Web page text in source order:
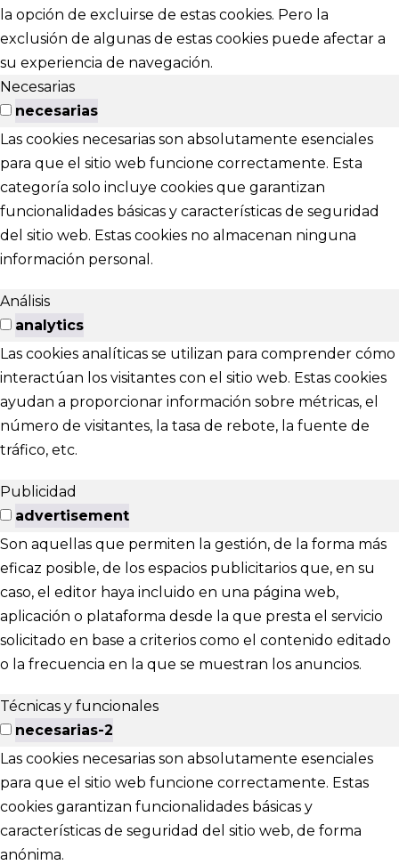
la opción de excluirse de estas cookies. Pero la
exclusión de algunas de estas cookies puede afectar a
su experiencia de navegación.
Necesarias
necesarias
Las cookies necesarias son absolutamente esenciales
para que el sitio web funcione correctamente. Esta
categoría solo incluye cookies que garantizan
funcionalidades básicas y características de seguridad
del sitio web. Estas cookies no almacenan ninguna
información personal.
Análisis
analytics
Las cookies analíticas se utilizan para comprender cómo
interactúan los visitantes con el sitio web. Estas cookies
ayudan a proporcionar información sobre métricas, el
número de visitantes, la tasa de rebote, la fuente de
tráfico, etc.
Publicidad
advertisement
Son aquellas que permiten la gestión, de la forma más
eficaz posible, de los espacios publicitarios que, en su
caso, el editor haya incluido en una página web,
aplicación o plataforma desde la que presta el servicio
solicitado en base a criterios como el contenido editado
o la frecuencia en la que se muestran los anuncios.
Técnicas y funcionales
necesarias-2
Las cookies necesarias son absolutamente esenciales
para que el sitio web funcione correctamente. Estas
cookies garantizan funcionalidades básicas y
características de seguridad del sitio web, de forma
anónima.